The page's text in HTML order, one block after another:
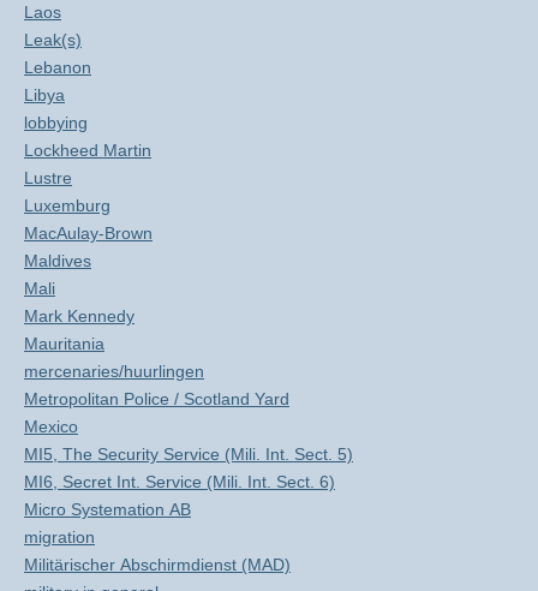
Laos
Leak(s)
Lebanon
Libya
lobbying
Lockheed Martin
Lustre
Luxemburg
MacAulay-Brown
Maldives
Mali
Mark Kennedy
Mauritania
mercenaries/huurlingen
Metropolitan Police / Scotland Yard
Mexico
MI5, The Security Service (Mili. Int. Sect. 5)
MI6, Secret Int. Service (Mili. Int. Sect. 6)
Micro Systemation AB
migration
Militärischer Abschirmdienst (MAD)